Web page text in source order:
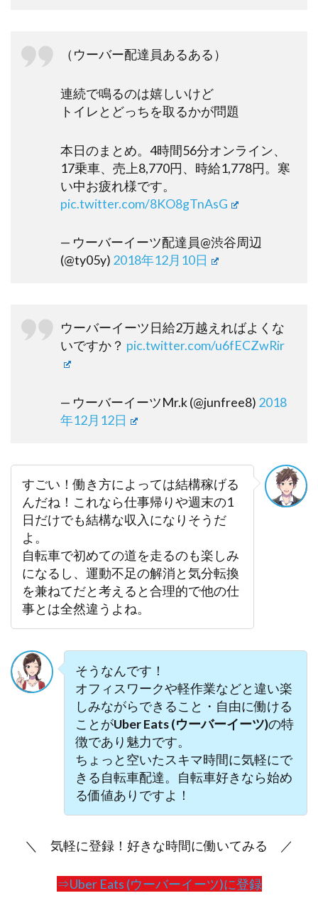
（ウーバー配達員あるある）
連続で鳴るのは嬉しいけど
トイレとどっちを取るかが問題
本日のまとめ。4時間56分オンライン、
17乗車、売上8,770円、時給1,778円。寒
い中お疲れ様です。
pic.twitter.com/8KO8gTnAsG
— ウーバーイーツ配達員@渋谷周辺
(@ty05y) 2018年12月10日
ウーバーイーツ日給2万越えればよくな
いですか？ pic.twitter.com/u6fECZwRir
— ウーバーイーツMr.k (@junfree8) 2018
年12月12日
すごい！働き方によっては結構稼げる
んだね！これなら仕事帰りや週末の1
日だけでも結構な収入になりそうだ
よ。
自転車で初めての道を走るのも楽しみ
になるし、運動不足の解消と気分転換
を兼ねてだと考えると合理的で他の仕
事とは全然違うよね。
そうなんです！
オフィスワークや軽作業などと違い楽
しみながらできること・自由に働ける
ことがUber Eats (ウーバーイーツ)の特
徴であり魅力です。
ちょっと空いたスキマ時間に気軽にで
きる自転車配達。自転車好きなら始め
る価値ありですよ！
＼ 気軽に登録！好きな時間に働いてみる ／
⇒Uber Eats (ウーバーイーツ)に登録